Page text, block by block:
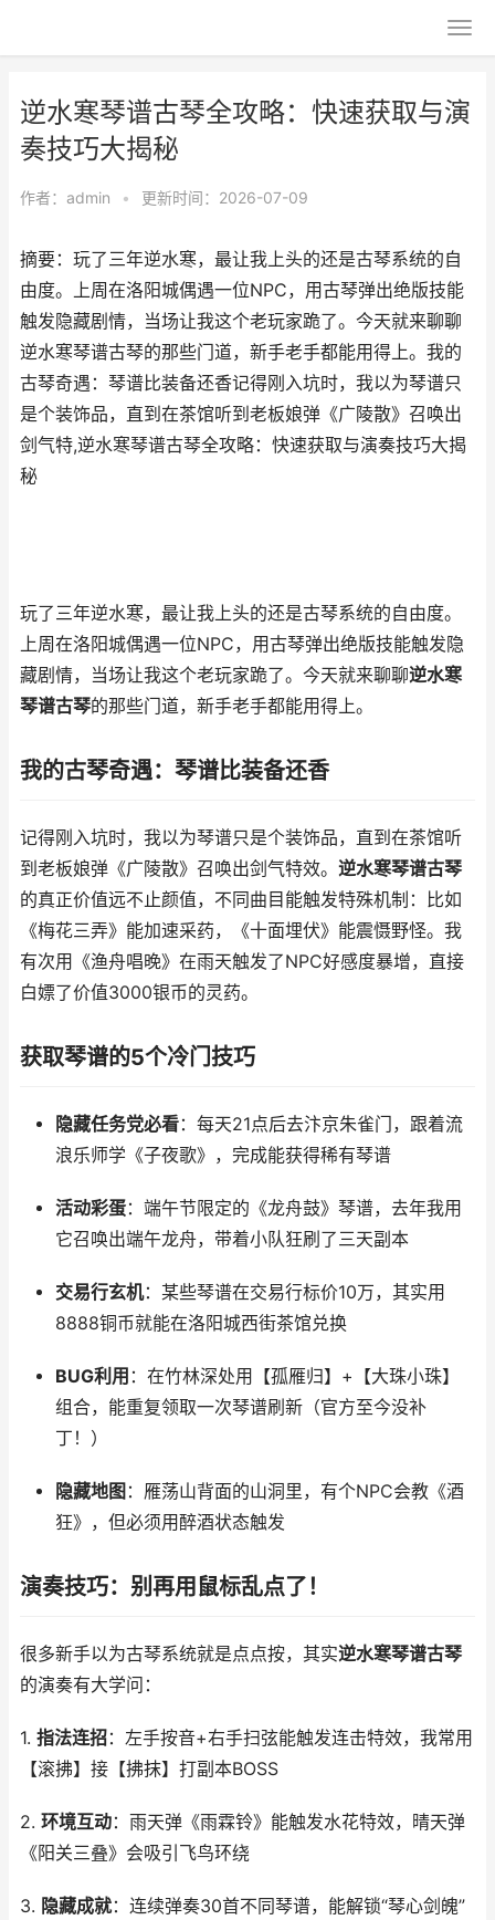
逆水寒琴谱古琴全攻略：快速获取与演
奏技巧大揭秘
作者： admin • 更新时间：2026-07-09
摘要：玩了三年逆水寒，最让我上头的还是古琴系统的自
由度。上周在洛阳城偶遇一位NPC，用古琴弹出绝版技能
触发隐藏剧情，当场让我这个老玩家跪了。今天就来聊聊
逆水寒琴谱古琴的那些门道，新手老手都能用得上。我的
古琴奇遇：琴谱比装备还香记得刚入坑时，我以为琴谱只
是个装饰品，直到在茶馆听到老板娘弹《广陵散》召唤出
剑气特,逆水寒琴谱古琴全攻略：快速获取与演奏技巧大揭
秘
玩了三年逆水寒，最让我上头的还是古琴系统的自由度。
上周在洛阳城偶遇一位NPC，用古琴弹出绝版技能触发隐
藏剧情，当场让我这个老玩家跪了。今天就来聊聊逆水寒
琴谱古琴的那些门道，新手老手都能用得上。
我的古琴奇遇：琴谱比装备还香
记得刚入坑时，我以为琴谱只是个装饰品，直到在茶馆听
到老板娘弹《广陵散》召唤出剑气特效。 逆水寒琴谱古琴
的真正价值远不止颜值，不同曲目能触发特殊机制：比如
《梅花三弄》能加速采药，《十面埋伏》能震慑野怪。我
有次用《渔舟唱晚》在雨天触发了NPC好感度暴增，直接
白嫖了价值3000银币的灵药。
获取琴谱的5个冷门技巧
隐藏任务党必看：每天21点后去汴京朱雀门，跟着流
浪乐师学《子夜歌》，完成能获得稀有琴谱
活动彩蛋：端午节限定的《龙舟鼓》琴谱，去年我用
它召唤出端午龙舟，带着小队狂刷了三天副本
交易行玄机：某些琴谱在交易行标价10万，其实用
8888铜币就能在洛阳城西街茶馆兑换
BUG利用 ：在竹林深处用【孤雁归】+【大珠小珠】
组合，能重复领取一次琴谱刷新（官方至今没补
丁！）
隐藏地图 ：雁荡山背面的山洞里，有个NPC会教《酒
狂》，但必须用醉酒状态触发
演奏技巧：别再用鼠标乱点了！
很多新手以为古琴系统就是点点按，其实逆水寒琴谱古琴
的演奏有大学问：
1. 指法连招：左手按音+右手扫弦能触发连击特效，我常用
【滚拂】接【拂抹】打副本BOSS
2. 环境互动：雨天弹《雨霖铃》能触发水花特效，晴天弹
《阳关三叠》会吸引飞鸟环绕
3. 隐藏成就：连续弹奏30首不同琴谱，能解锁“琴心剑魄”